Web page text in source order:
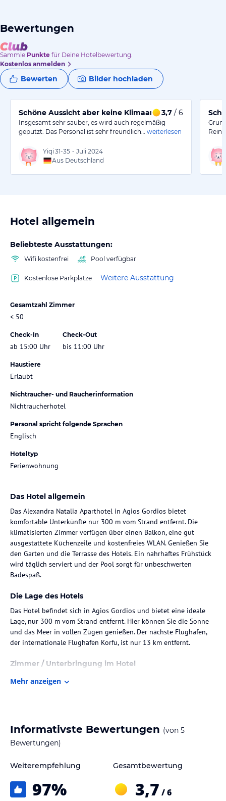
Bewertungen
Sammle Punkte für Deine Hotelbewertung.
Kostenlos anmelden
Bewerten Bilder hochladen
Schöne Aussicht aber keine Klimaanlage im
3,7 / 6
Insgesamt sehr sauber, es wird auch regelmäßig
geputzt. Das Personal ist sehr freundlich…
weiterlesen
Yiqi 31-35 • Juli 2024
Aus Deutschland
Hotel allgemein
Beliebteste Ausstattungen:
Wifi kostenfrei Pool verfügbar
Kostenlose Parkplätze Weitere Ausstattung
Gesamtzahl Zimmer
< 50
Check-In
ab 15:00 Uhr
Check-Out
bis 11:00 Uhr
Haustiere
Erlaubt
Nichtraucher- und Raucherinformation
Nichtraucherhotel
Personal spricht folgende Sprachen
Englisch
Hoteltyp
Ferienwohnung
Das Hotel allgemein
Das Alexandra Natalia Aparthotel in Agios Gordios bietet
komfortable Unterkünfte nur 300 m vom Strand entfernt. Die
klimatisierten Zimmer verfügen über einen Balkon, eine gut
ausgestattete Küchenzeile und kostenfreies WLAN. Genießen Sie
den Garten und die Terrasse des Hotels. Ein nahrhaftes Frühstück
wird täglich serviert und der Pool sorgt für unbeschwerten
Badespaß.
Die Lage des Hotels
Das Hotel befindet sich in Agios Gordios und bietet eine ideale
Lage, nur 300 m vom Strand entfernt. Hier können Sie die Sonne
und das Meer in vollen Zügen genießen. Der nächste Flughafen,
der internationale Flughafen Korfu, ist nur 13 km entfernt.
Zimmer / Unterbringung im Hotel
Die klimatisierten Zimmer im Alexandra Natalia Aparthotel sind
Haartrockner.
Ein nahrhaftes Frühstück wird täglich serviert und sorgt für einen
Sport und Unterhaltung
Mehr anzeigen
Informativste Bewertungen (von 5
Bewertungen)
Weiterempfehlung
97%
Gesamtbewertung
3,7 / 6